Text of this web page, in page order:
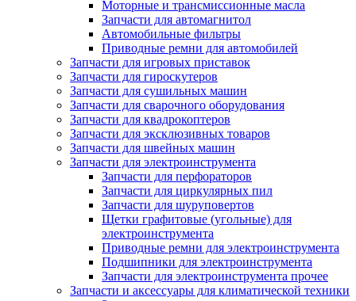
Моторные и трансмиссионные масла
Запчасти для автомагнитол
Автомобильные фильтры
Приводные ремни для автомобилей
Запчасти для игровых приставок
Запчасти для гироскутеров
Запчасти для сушильных машин
Запчасти для сварочного оборудования
Запчасти для квадрокоптеров
Запчасти для эксклюзивных товаров
Запчасти для швейных машин
Запчасти для электроинструмента
Запчасти для перфораторов
Запчасти для циркулярных пил
Запчасти для шуруповертов
Щетки графитовые (угольные) для
электроинструмента
Приводные ремни для электроинструмента
Подшипники для электроинструмента
Запчасти для электроинструмента прочее
Запчасти и аксессуары для климатической техники